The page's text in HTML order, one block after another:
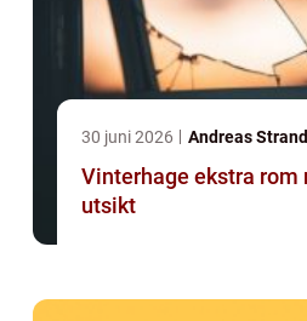
30 juni 2026 Andreas Strand
Vinterhage ekstra rom med lys, luft og
utsikt